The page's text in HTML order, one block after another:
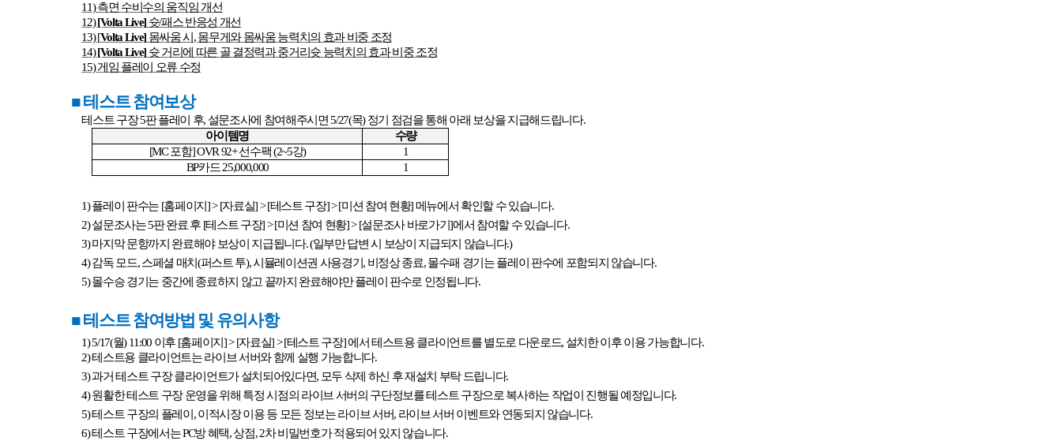
11)측면 수비수의 움직임 개선
12)[Volta Live] 슛/패스 반응성 개선
13) [Volta Live] 몸싸움 시 ,몸무게와 몸싸움 능력치의 효과 비중 조정
14)[Volta Live] 슛 거리에 따른 골 결정력과 중거리슛 능력치의 효과 비중 조정
15)게임 플레이 오류 수정
■테스트 참여보상
테스트 구장5판 플레이 후, 설문조사에 참여해주시면5/27(목)정기 점검을 통해 아래 보상을 지급해드립니다.
아이템명
수량
[MC포함] OVR 92+선수팩(2~5강)
1
BP카드 25,000,000 1
1)플레이 판수는 [홈페이지] > [자료실] > [테스트 구장] > [미션 참여 현황]메뉴에서 확인할 수 있습니다.
2)설문조사는5판 완료 후 [테스트 구장] > [미션 참여 현황] > [설문조사 바로가기]에서 참여할 수 있습니다.
3)마지막 문항까지 완료해야 보상이 지급됩니다. (일부만 답변 시 보상이 지급되지 않습니다.)
4)감독 모드,스페셜 매치(퍼스트 투),시뮬레이션권 사용경기 , 비정상 종료,몰수패 경기는 플레이 판수에 포함되지 않습니다.
5)몰수승 경기는 중간에 종료하지 않고 끝까지 완료해야만 플레이 판수로 인정됩니다.
■테스트 참여방법 및 유의사항
1) 5/17(월) 11:00 이후 [홈페이지] > [자료실] > [테스트 구장]에서 테스트용 클라이언트를 별도로 다운로드, 설치한 이후 이용 가능합니다.
2)테스트용 클라이언트는 라이브 서버와 함께 실행 가능합니다.
3)과거 테스트 구장 클라이언트가 설치되어있다면, 모두 삭제 하신 후 재설치 부탁 드립니다.
4)원활한 테스트 구장 운영을 위해 특정 시점의 라이브 서버의 구단정보를 테스트 구장으로 복사하는 작업이 진행될 예정입니다.
5)테스트 구장의 플레이 ,이적시장 이용 등 모든 정보는 라이브 서버, 라이브 서버 이벤트와 연동되지 않습니다.
6)테스트 구장에서는PC방 혜택,상점, 2차 비밀번호가 적용되어 있지 않습니다.